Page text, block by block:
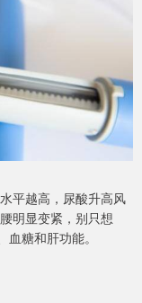
平越高，尿酸升高风
明显变紧，别只想
糖和肝功能。